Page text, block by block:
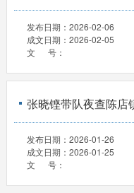
发布日期： 2026-02-06
成文日期： 2026-02-05
文 号：
张晓铿带队夜查陈店
发布日期： 2026-01-26
成文日期： 2026-01-25
文 号：